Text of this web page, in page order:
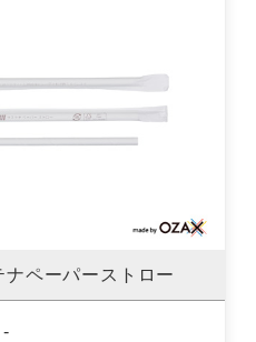
ナペーパーストロー
-